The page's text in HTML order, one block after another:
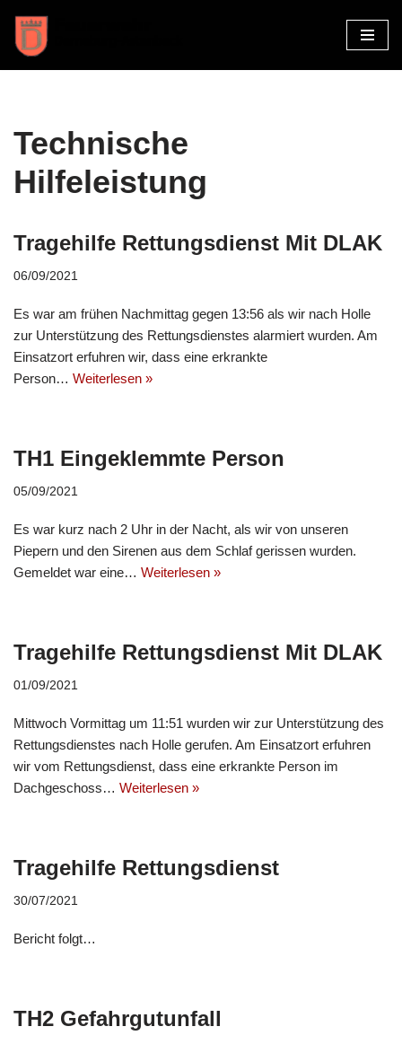
Zum
Inhalt
Technische
Hilfeleistung
Tragehilfe Rettungsdienst Mit DLAK
06/09/2021
Es war am frühen Nachmittag gegen 13:56 als wir nach Holle
zur Unterstützung des Rettungsdienstes alarmiert wurden. Am
Einsatzort erfuhren wir, dass eine erkrankte
Person… Weiterlesen »
TH1 Eingeklemmte Person
05/09/2021
Es war kurz nach 2 Uhr in der Nacht, als wir von unseren
Piepern und den Sirenen aus dem Schlaf gerissen wurden.
Gemeldet war eine… Weiterlesen »
Tragehilfe Rettungsdienst Mit DLAK
01/09/2021
Mittwoch Vormittag um 11:51 wurden wir zur Unterstützung des
Rettungsdienstes nach Holle gerufen. Am Einsatzort erfuhren
wir vom Rettungsdienst, dass eine erkrankte Person im
Dachgeschoss… Weiterlesen »
Tragehilfe Rettungsdienst
30/07/2021
Bericht folgt…
TH2 Gefahrgutunfall